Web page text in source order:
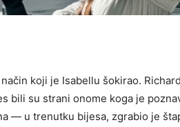
koji je Isabellu šokirao.
bili su strani onome koga je
— u trenutku bijesa, zgrabio je